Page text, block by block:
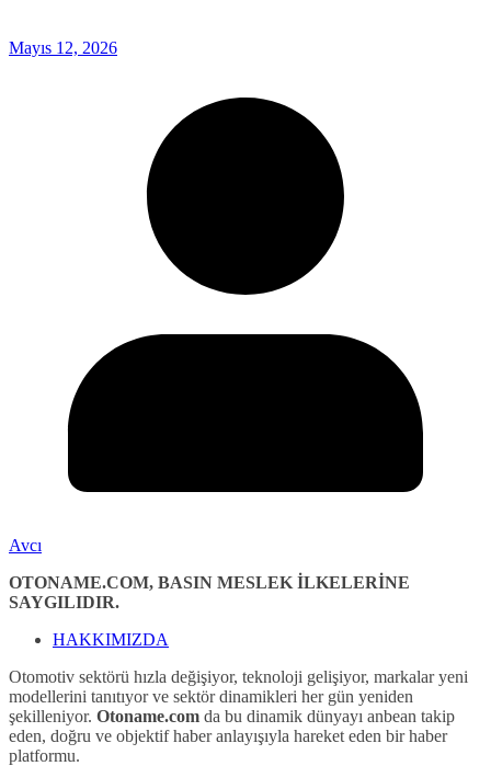
Mayıs 12, 2026
Avcı
OTONAME.COM, BASIN MESLEK İLKELERİNE
SAYGILIDIR.
HAKKIMIZDA
Otomotiv sektörü hızla değişiyor, teknoloji gelişiyor, markalar yeni
modellerini tanıtıyor ve sektör dinamikleri her gün yeniden
şekilleniyor. Otoname.com da bu dinamik dünyayı anbean takip
eden, doğru ve objektif haber anlayışıyla hareket eden bir haber
platformu.